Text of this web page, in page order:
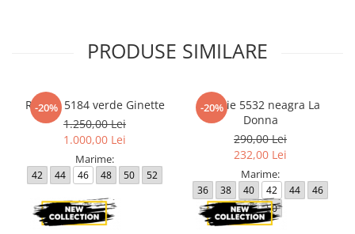
Lungime produs cuprinsa intre 155 cm (marimea 36) si 158 cm
(marimea 46).
Atentie! Nuanta produsului poate diferi usor, in functie de
dispozitivul de pe care este vizualizat.
PRODUSE SIMILARE
-20%
Rochie 5184 verde Ginette
1.250,00 Lei
1.000,00 Lei
Marime:
42 44 46 48 50 52
-20%
Rochie 5532 neagra La
Donna
290,00 Lei
232,00 Lei
Marime:
36 38 40 42 44
46
48
50